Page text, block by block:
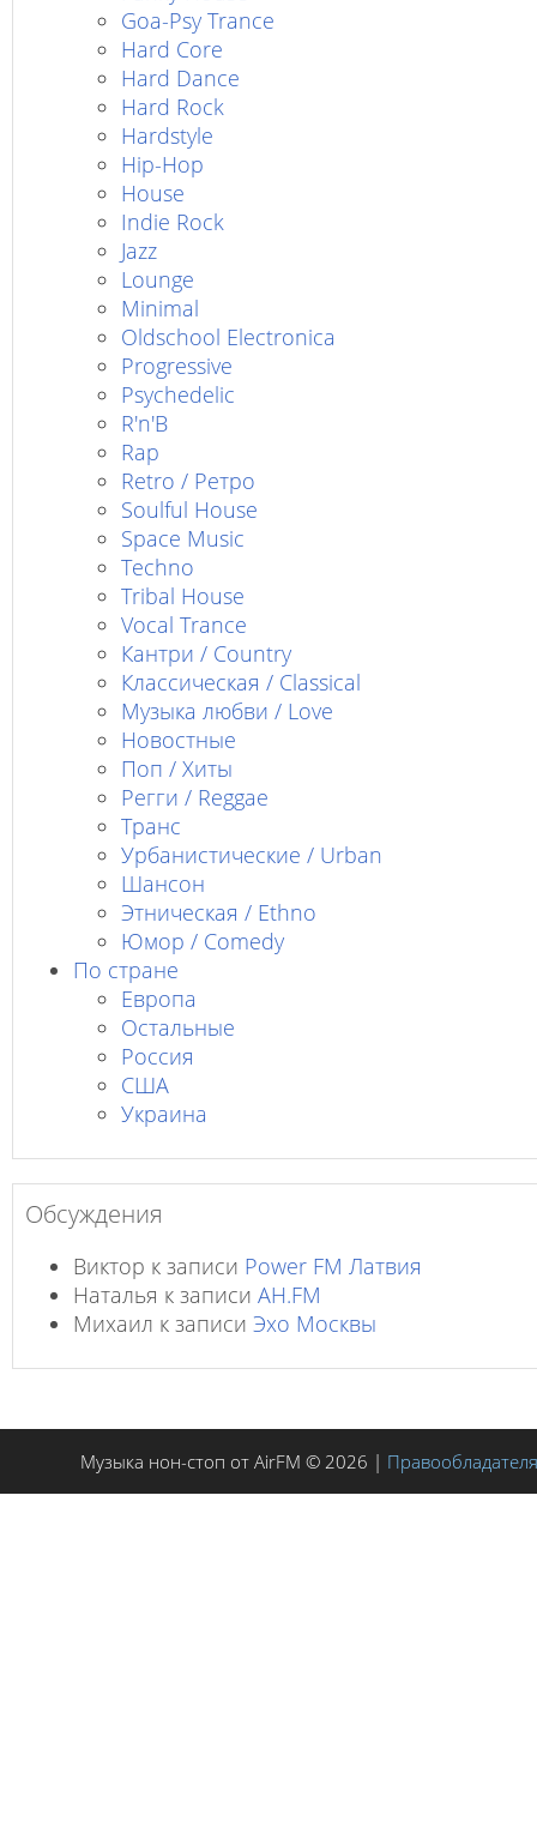
Goa-Psy Trance
Hard Core
Hard Dance
Hard Rock
Hardstyle
Hip-Hop
House
Indie Rock
Jazz
Lounge
Minimal
Oldschool Electronica
Progressive
Psychedelic
R'n'B
Rap
Retro / Ретро
Soulful House
Space Music
Techno
Tribal House
Vocal Trance
Кантри / Country
Классическая / Classical
Музыка любви / Love
Новостные
Поп / Хиты
Регги / Reggae
Транс
Урбанистические / Urban
Шансон
Этническая / Ethno
Юмор / Comedy
По стране
Европа
Остальные
Россия
США
Украина
Обсуждения
Виктор к записи Power FM Латвия
Наталья к записи AH.FM
Михаил к записи Эхо Москвы
Музыка нон-стоп от AirFM © 2026 |